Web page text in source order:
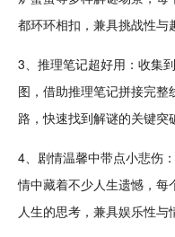
都环环相扣，兼具挑战性与
3、推理笔记超好用： 收集
图，借助推理笔记拼接完
路，快速找到解谜的关键突
4、剧情温馨中带点小悲伤：
情中藏着不少人生遗憾，每
人生的思考，兼具娱乐性与